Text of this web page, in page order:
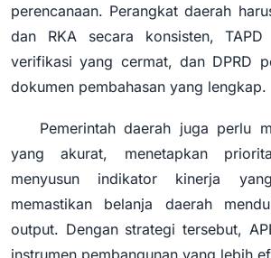
perencanaan. Perangkat daerah
dan RKA secara konsisten, TAPD
verifikasi yang cermat, dan DPRD
dokumen pembahasan yang lengkap.
Pemerintah daerah juga perlu
yang akurat, menetapkan
menyusun indikator kinerja
memastikan belanja daerah
output. Dengan strategi tersebut,